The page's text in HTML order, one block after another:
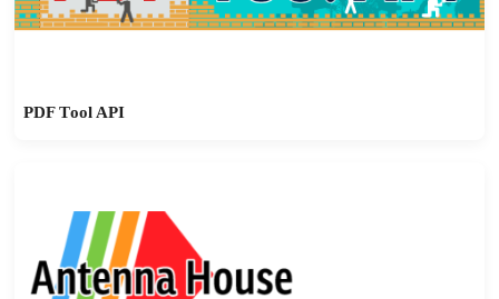
PDF Tool API